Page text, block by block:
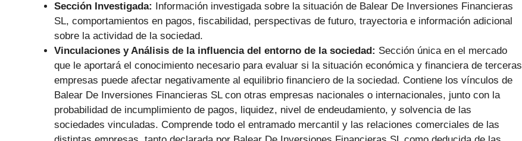
Sección Investigada: Información investigada sobre la situación de Balear De Inversiones Financieras
SL, comportamientos en pagos, fiscabilidad, perspectivas de futuro, trayectoria e información adicional
sobre la actividad de la sociedad.
Vinculaciones y Análisis de la influencia del entorno de la sociedad: Sección única en el mercado
que le aportará el conocimiento necesario para evaluar si la situación económica y financiera de terceras
empresas puede afectar negativamente al equilibrio financiero de la sociedad. Contiene los vínculos de
Balear De Inversiones Financieras SL con otras empresas nacionales o internacionales, junto con la
probabilidad de incumplimiento de pagos, liquidez, nivel de endeudamiento, y solvencia de las
sociedades vinculadas. Comprende todo el entramado mercantil y las relaciones comerciales de las